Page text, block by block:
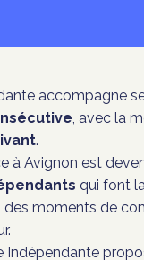
accompagne
, avec la
.
à Avignon est
qui font
moments de